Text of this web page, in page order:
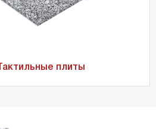
Тактильные плиты